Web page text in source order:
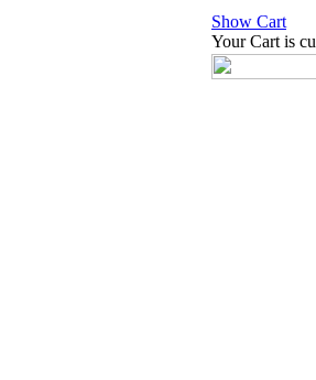
Show Cart
Your Cart is